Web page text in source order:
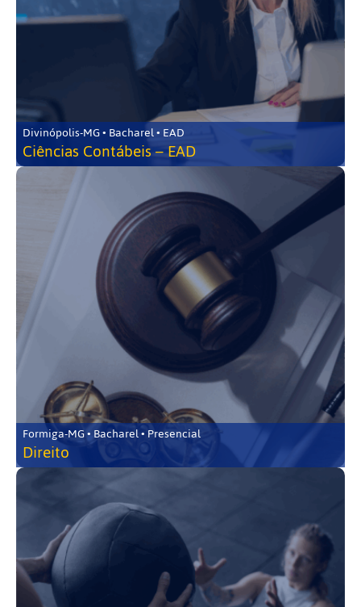
Divinópolis-MG • Bacharel • EAD
Ciências Contábeis – EAD
Formiga-MG • Bacharel • Presencial
Direito